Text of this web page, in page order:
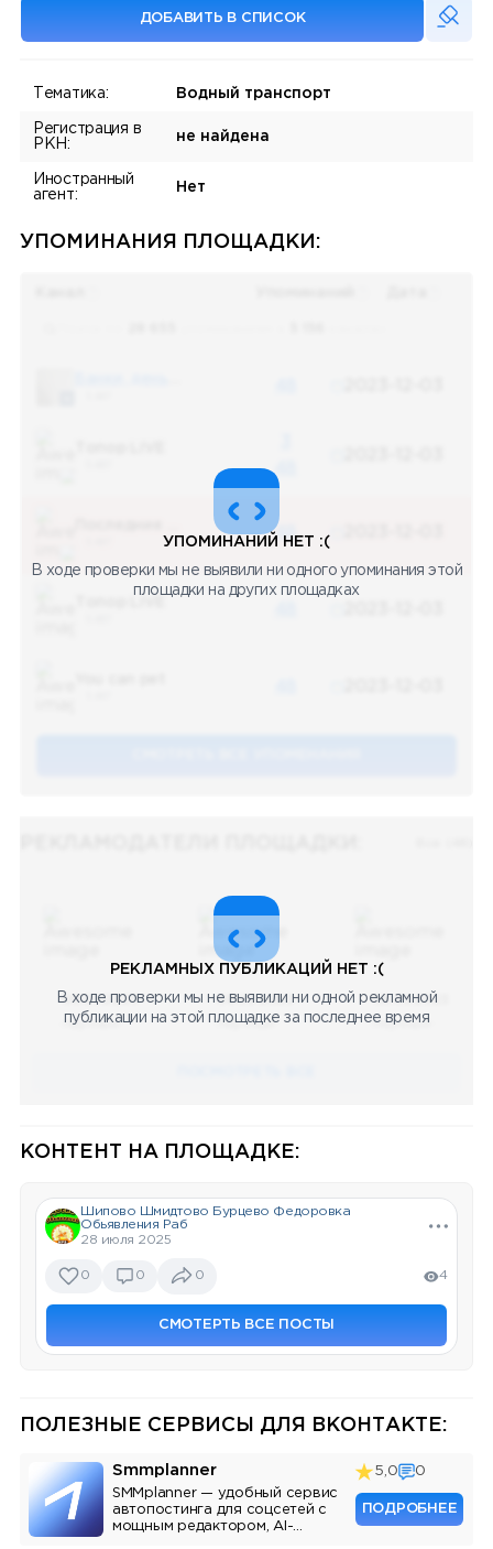
ДОБАВИТЬ В СПИСОК
Тематика: Водный транспорт
Регистрация в
РКН:
не найдена
Иностранный
агент:
Нет
УПОМИНАНИЯ ПЛОЩАДКИ:
48
48
УПОМИНАНИЙ НЕТ :(
В ходе проверки мы не выявили ни одного упоминания этой
площадки на других площадках
08.05.2023
Научный
08.05.2023
Научный
08.05.2023
Научный
РЕКЛАМНЫХ ПУБЛИКАЦИЙ НЕТ :(
В ходе проверки мы не выявили ни одной рекламной
публикации на этой площадке за последнее время
КОНТЕНТ НА ПЛОЩАДКЕ:
Шипово Шмидтово Бурцево Федоровка
Обьявления Раб
28 июля 2025
0 0 0 4
СМОТЕРТЬ ВСЕ ПОСТЫ
ПОЛЕЗНЫЕ СЕРВИСЫ ДЛЯ ВКОНТАКТЕ:
Smmplanner
SMMplanner — удобный сервис
автопостинга для соцсетей с
мощным редактором, AI-
5,0 0
ПОДРОБНЕЕ